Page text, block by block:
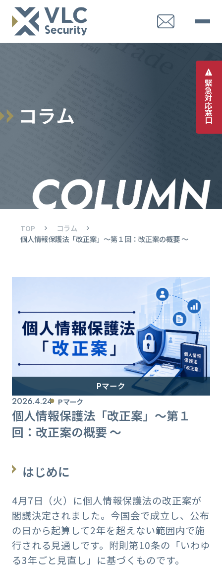
緊
急
対
応
窓
口
コラム
TOP
コラム
個人情報保護法「改正案」〜第１回：改正案の概要 〜
Pマーク
2026.4.24 Pマーク
個人情報保護法「改正案」〜第１
回：改正案の概要 〜
はじめに
4月7日（火）に個人情報保護法の改正案が
閣議決定されました。今国会で成立し、公布
の日から起算して2年を超えない範囲内で施
行される見通しです。附則第10条の「いわゆ
る3年ごと見直し」に基づくものです。